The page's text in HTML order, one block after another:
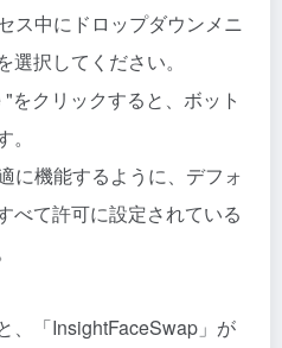
ス中にドロップダウンメニ
選択してください。
をクリックすると、ボット
に機能するように、デフォ
べて許可に設定されている
、「InsightFaceSwap」が